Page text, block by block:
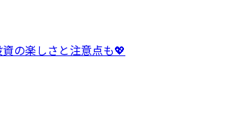
の楽しさと注意点も💖